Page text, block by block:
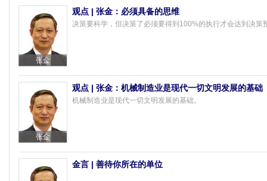
张金
观点 | 张金：必须具备的思维
决策要科学，但决策了必须要得到100%的执行才会达到决策
张金
观点 | 张金：机械制造业是现代一切文明发展的基础
机械制造业是现代一切文明发展的基础。
金言 | 善待你所在的单位